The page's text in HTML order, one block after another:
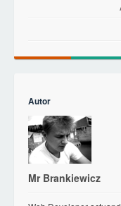
Autor
Mr Brankiewicz